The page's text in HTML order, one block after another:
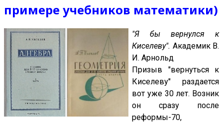
примере учебников математики)
"Я бы вернулся к
Киселеву". Академик В.
И. Арнольд
Призыв "вернуться к
Киселеву" раздается
вот уже 30 лет. Возник
он сразу после
реформы-70,